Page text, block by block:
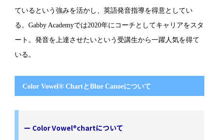
ているという強みを活かし、英語発音指導を得意としてい
る。Gabby Academyでは2020年にコーチとしてキャリアをスタ
ート。発音を上達させたいという受講生から一躍人気を得て
いる。
Color Vowel® ChartとBlue Canoeについて
ー Color Vowel®chartについて